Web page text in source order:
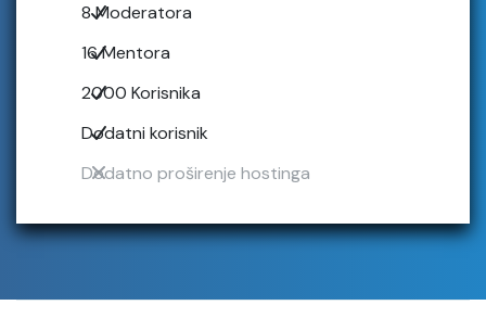
8 Moderatora
16 Mentora
2000 Korisnika
Dodatni korisnik
Dodatno proširenje hostinga